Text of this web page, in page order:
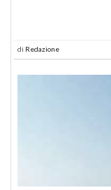
di Redazione